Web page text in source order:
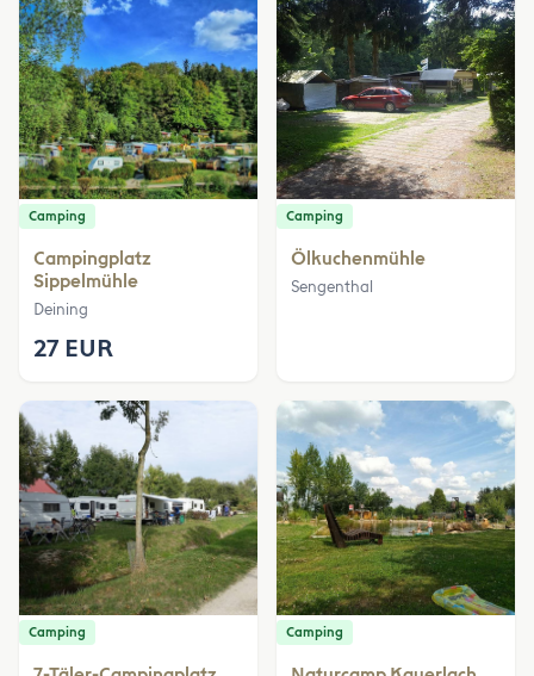
Camping
Campingplatz
Sippelmühle
Deining
27 EUR
Camping
Ölkuchenmühle
Sengenthal
Camping Camping